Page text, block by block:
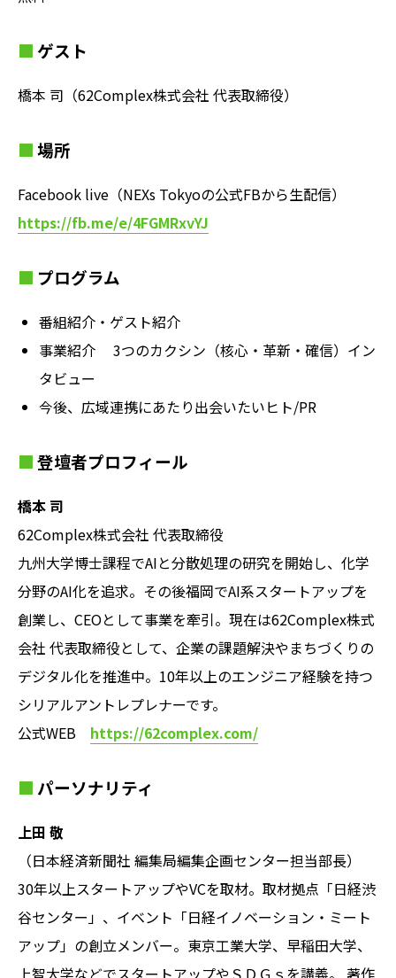
ゲスト
橋本 司（62Complex株式会社 代表取締役）
場所
Facebook live（NEXs Tokyoの公式FBから生配信）
https://fb.me/e/4FGMRxvYJ
プログラム
番組紹介・ゲスト紹介
事業紹介 3つのカクシン（核心・革新・確信）イン
タビュー
今後、広域連携にあたり出会いたいヒト/PR
登壇者プロフィール
橋本 司
62Complex株式会社 代表取締役
九州大学博士課程でAIと分散処理の研究を開始し、化学
分野のAI化を追求。その後福岡でAI系スタートアップを
創業し、CEOとして事業を牽引。現在は62Complex株式
会社 代表取締役として、企業の課題解決やまちづくりの
デジタル化を推進中。10年以上のエンジニア経験を持つ
シリアルアントレプレナーです。
公式WEB https://62complex.com/
パーソナリティ
上田 敬
（日本経済新聞社 編集局編集企画センター担当部長）
30年以上スタートアップやVCを取材。取材拠点「日経渋
谷センター」、イベント「日経イノベーション・ミート
アップ」の創立メンバー。東京工業大学、早稲田大学、
上智大学などでスタートアップやＳＤＧｓを講義。 著作